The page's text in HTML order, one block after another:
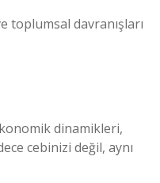
toplumsal davranışları
dinamikleri,
cebinizi değil, aynı